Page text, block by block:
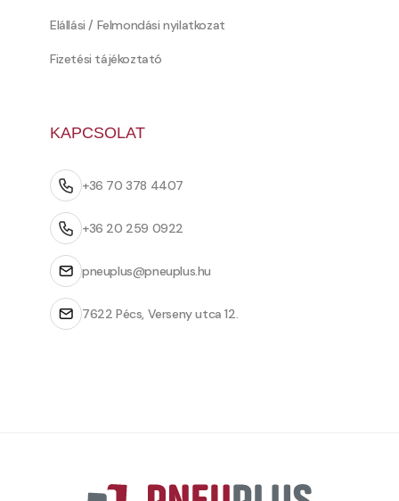
Elállási / Felmondási nyilatkozat
Fizetési tájékoztató
KAPCSOLAT
+36 70 378 4407
+36 20 259 0922
pneuplus@pneuplus.hu
7622 Pécs, Verseny utca 12.